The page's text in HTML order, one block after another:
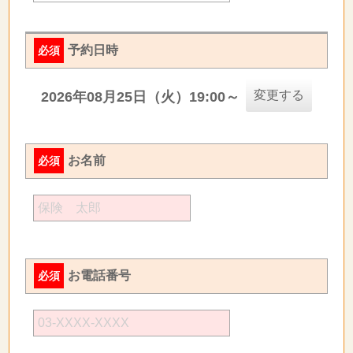
必須 予約日時
2026年08月25日（火）19:00～ 変更する
必須 お名前
必須 お電話番号